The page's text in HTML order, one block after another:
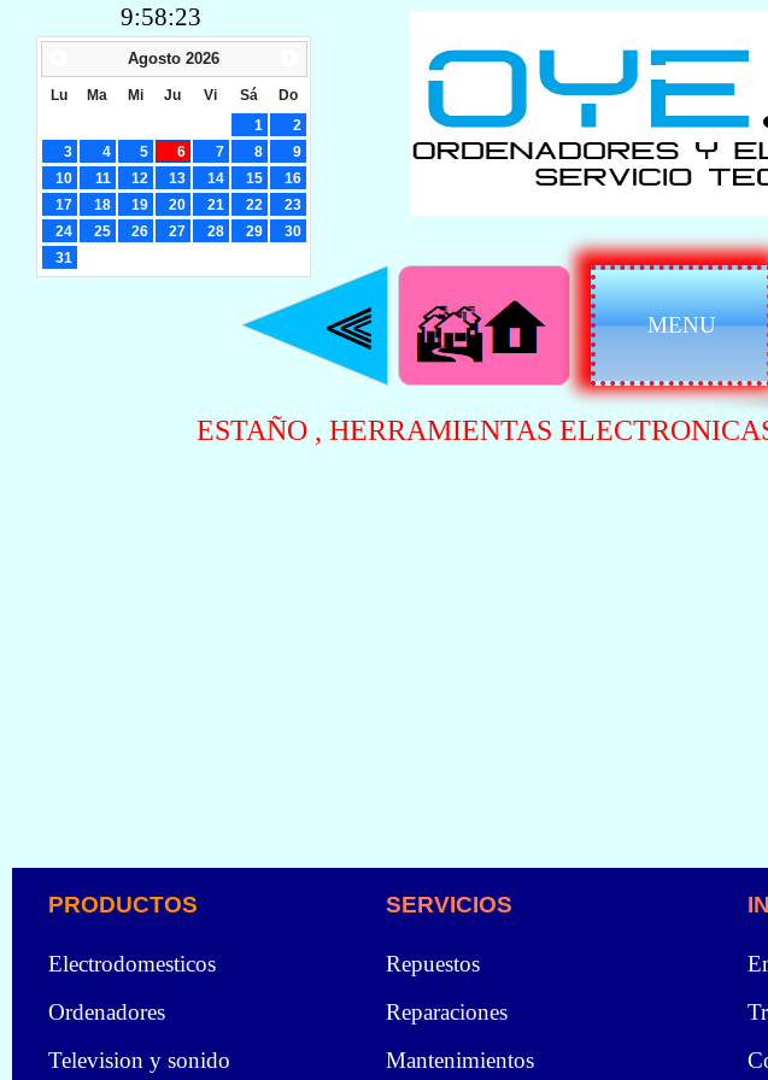
9:58:23
Agosto 2026
Lu Ma Mi Ju Vi Sá
Do
1
2
3
4 5 6 7 8
9
10
11 12 13 14 15
16
17
18 19 20 21 22
23
24
25 26 27 28 29
30
31
MENU
ESTAÑO , HERRAMIENTAS
Repuestos
Reparaciones
Mantenimientos
Electrodomesticos
Ordenadores
Television y sonido
PRODUCTOS SERVICIOS